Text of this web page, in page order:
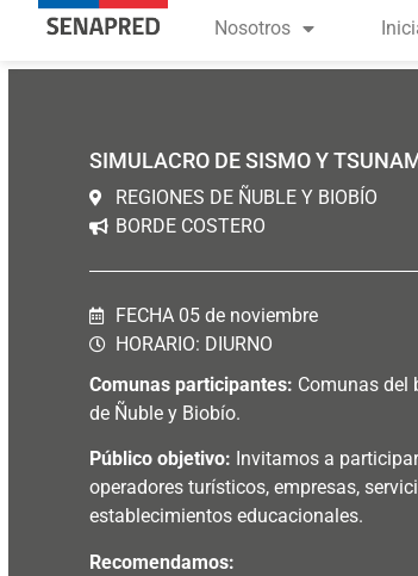
contenido
Nosotros
SIMULACRO DE SISMO Y
REGIONES DE ÑUBLE Y BIOBÍO
BORDE COSTERO
FECHA 05 de noviembre
HORARIO: DIURNO
Comunas participantes: Comunas del
de Ñuble y Biobío.
Público objetivo: Invitamos a
operadores turísticos, empresas,
establecimientos educacionales.
Recomendamos: